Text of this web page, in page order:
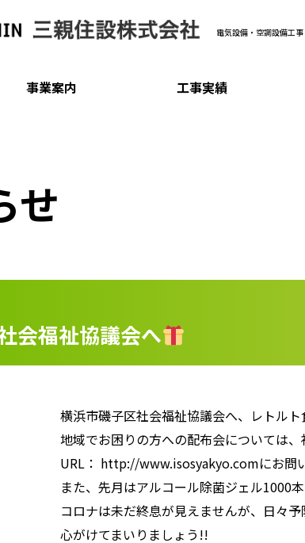
電気設備・空調設備工
事業案内 工事実績
せ
会福祉協議会へ
横浜市磯子区社会福祉協議会へ、レトル
地域でお困りの方への配布会については
URL： http://www.isosyakyo.comにお問
また、先月はアルコール除菌ジェル1000
コロナは未だ終息が見えませんが、日々
心がけてまいりましょう!!